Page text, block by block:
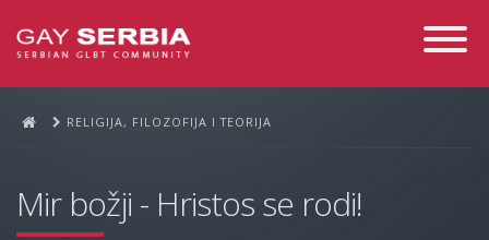
Toggle
RELIGIJA, FILOZOFIJA I TEORIJA
Mir božji - Hristos se rodi!